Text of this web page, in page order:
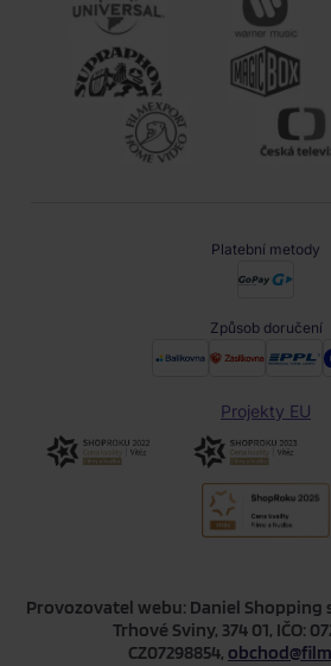
Platební metody
Způsob doručení
Projekty EU
Provozovatel webu: Daniel Shopping
Trhové Sviny, 374 01, IČO:
CZ07298854,